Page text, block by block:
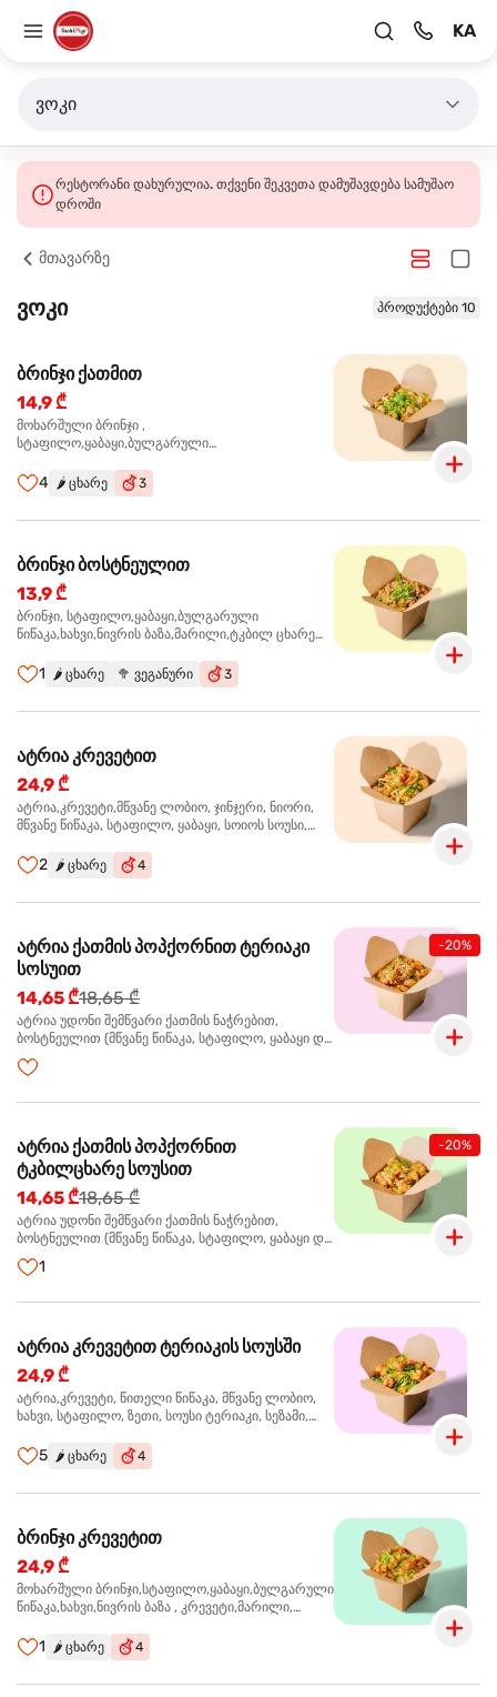
KA
ვოკი
რესტორანი დახურულია. თქვენი შეკვეთა დამუშავდება სამუშაო
დროში
მთავარზე
ვოკი პროდუქტები 10
ბრინჯი ქათმით
14,9 ₾
მოხარშული ბრინჯი ,
სტაფილო,ყაბაყი,ბულგარული
ტკბილ ცხარე სოუსი,მწვანე ხახვი,სეზამის
მარცვლის ნაზავი,მზესუმზირის ზეთი,ბარდა
4 🌶️ ცხარე 3
ბრინჯი ბოსტნეულით
13,9 ₾
ბრინჯი, სტაფილო,ყაბაყი,ბულგარული
წიწაკა,ხახვი,ნივრის ბაზა,მარილი,ტკბილ ცხარე
ნაზავი,მზესუმზირის ზეთი ,ბარდა
1 🌶️ ცხარე 🥦 ვეგანური 3
ატრია კრევეტით
24,9 ₾
ატრია,კრევეტი,მწვანე ლობიო, ჯინჯერი, ნიორი,
მწვანე წიწაკა, სტაფილო, ყაბაყი, სოიოს სოუსი,
მწვანე ხახვი, სეზამი, კრევეტები, სეზამის ზეთი,
2 🌶️ ცხარე 4
-20%
ატრია ქათმის პოპქორნით ტერიაკი
სოსუით
14,65 ₾18,65 ₾
ატრია უდონი შემწვარი ქათმის ნაჭრებით,
ბოსტნეულით (მწვანე წიწაკა, სტაფილო, ყაბაყი და
ნიორი) ტერიაკის სოუსით, მწვანე ლობიო. სეზამის
მარცვლები,ხახვი,მწვანე ხახვი
-20%
ატრია ქათმის პოპქორნით
ტკბილცხარე სოუსით
14,65 ₾18,65 ₾
ატრია უდონი შემწვარი ქათმის ნაჭრებით,
ბოსტნეულით (მწვანე წიწაკა, სტაფილო, ყაბაყი და
ნიორი) ტკბილ-ცხარე სოუსით, მწვანე ლობიო.
სეზამის მარცვლები,ხახვი,მწვანე ხახვი
1
ატრია კრევეტით ტერიაკის სოუსში
24,9 ₾
ატრია,კრევეტი, წითელი წიწაკა, მწვანე ლობიო,
ხახვი, სტაფილო, ზეთი, სოუსი ტერიაკი, სეზამი,
5 🌶️ ცხარე 4
ბრინჯი კრევეტით
24,9 ₾
მოხარშული ბრინჯი,სტაფილო,ყაბაყი,ბულგარული
წიწაკა,ხახვი,ნივრის ბაზა , კრევეტი,მარილი,
მარცვლის ნაზავი,მზესუმზირის ზეთი ,ბარდა
1 🌶️ ცხარე 4